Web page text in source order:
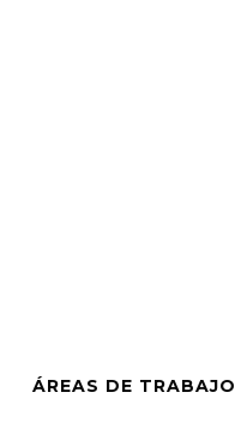
ÁREAS DE TRABAJO